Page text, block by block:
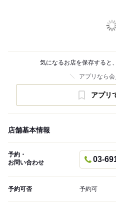
気になるお店を保存すると
アプリなら
アプリ
店舗基本情報
予約・
お問い合わせ
03-
予約可否 予約可